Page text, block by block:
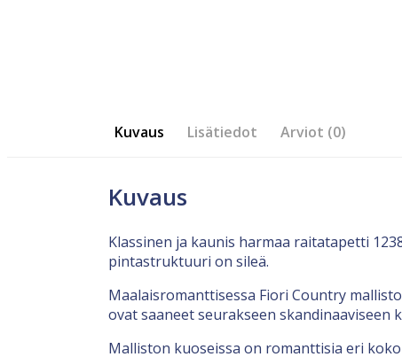
Kuvaus Lisätiedot Arviot (0)
Kuvaus
Klassinen ja kaunis harmaa raitatapetti
pintastruktuuri on sileä.
Maalaisromanttisessa Fiori Country
ovat saaneet seurakseen
Malliston kuoseissa on romanttisia eri